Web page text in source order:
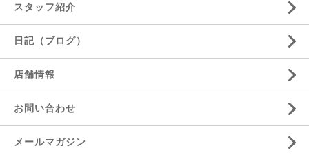
スタッフ紹介
日記（ブログ）
店舗情報
お問い合わせ
メールマガジン